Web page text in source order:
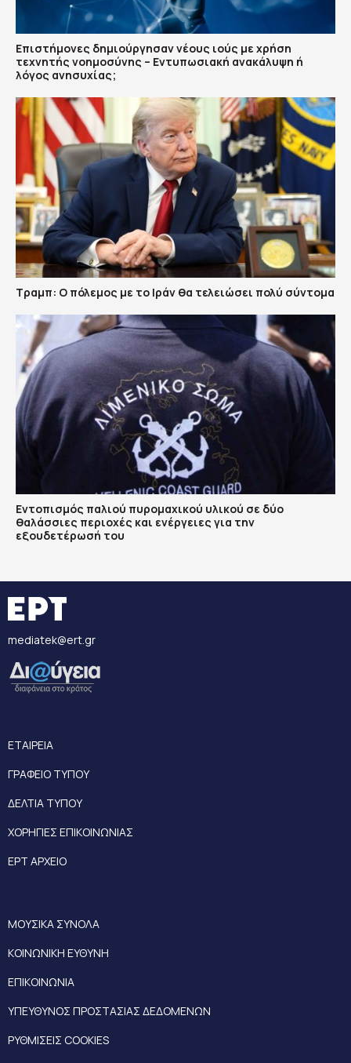
Επιστήμονες δημιούργησαν νέους ιούς με χρήση
τεχνητής νοημοσύνης – Εντυπωσιακή ανακάλυψη ή
λόγος ανησυχίας;
Τραμπ: Ο πόλεμος με το Ιράν θα τελειώσει πολύ σύντομα
Εντοπισμός παλιού πυρομαχικού υλικού σε δύο
θαλάσσιες περιοχές και ενέργειες για την
εξουδετέρωσή του
mediatek@ert.gr
ΕΤΑΙΡΕΙΑ
ΓΡΑΦΕΙΟ ΤΥΠΟΥ
ΔΕΛΤΙΑ ΤΥΠΟΥ
ΧΟΡΗΓΙΕΣ ΕΠΙΚΟΙΝΩΝΙΑΣ
ΕΡΤ ΑΡΧΕΙΟ
ΜΟΥΣΙΚΑ ΣΥΝΟΛΑ
ΚΟΙΝΩΝΙΚΗ ΕΥΘΥΝΗ
ΕΠΙΚΟΙΝΩΝΙΑ
ΥΠΕΥΘΥΝΟΣ ΠΡΟΣΤΑΣΙΑΣ ΔΕΔΟΜΕΝΩΝ
ΡΥΘΜΙΣΕΙΣ COOKIES